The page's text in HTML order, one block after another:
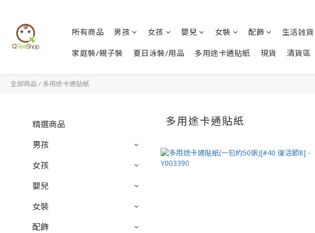
所有商品 男孩 女孩 嬰兒 女裝 配飾 生活雑貨
家庭裝/親子裝 夏日泳裝/用品 多用途卡通貼紙 現貨 清貨區
全部商品 / 多用途卡通貼紙
精選商品
男孩
女孩
嬰兒
女裝
配飾
多用途卡通貼紙